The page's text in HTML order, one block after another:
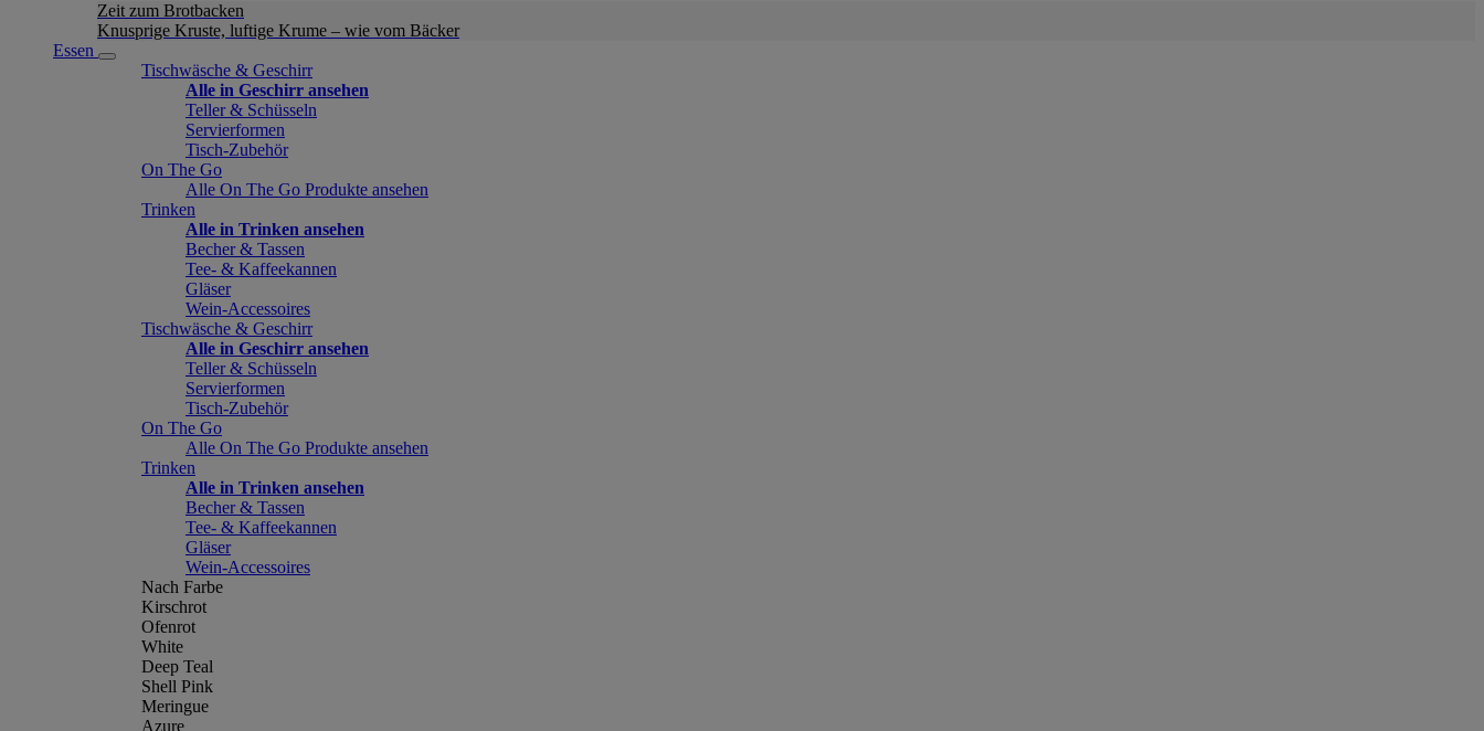
Zeit zum Brotbacken
Knusprige Kruste, luftige Krume – wie vom Bäcker
Essen
Tischwäsche & Geschirr
Alle in Geschirr ansehen
Teller & Schüsseln
Servierformen
Tisch-Zubehör
On The Go
Alle On The Go Produkte ansehen
Trinken
Alle in Trinken ansehen
Becher & Tassen
Tee- & Kaffeekannen
Gläser
Wein-Accessoires
Tischwäsche & Geschirr
Alle in Geschirr ansehen
Teller & Schüsseln
Servierformen
Tisch-Zubehör
On The Go
Alle On The Go Produkte ansehen
Trinken
Alle in Trinken ansehen
Becher & Tassen
Tee- & Kaffeekannen
Gläser
Wein-Accessoires
Nach Farbe
Kirschrot
Ofenrot
White
Deep Teal
Shell Pink
Meringue
Azure